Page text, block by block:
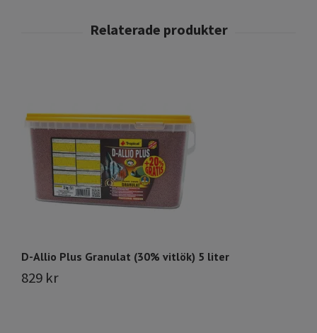
D-Allio Plus Granulat (30% vitlök) 5 liter
829 kr